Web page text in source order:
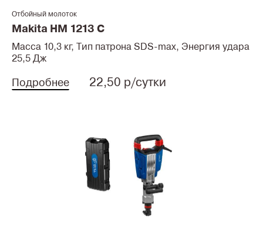
Отбойный молоток
Makita HM 1213 C
Масса 10,3 кг, Тип патрона SDS-max, Энергия удара
25,5 Дж
Подробнее 22,50 р/сутки